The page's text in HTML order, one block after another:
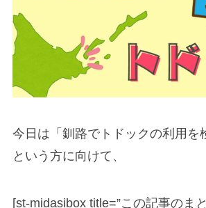
今日は「釧路でトドックの利用を
という方に向けて、
[st-midasibox title=”この記事のま